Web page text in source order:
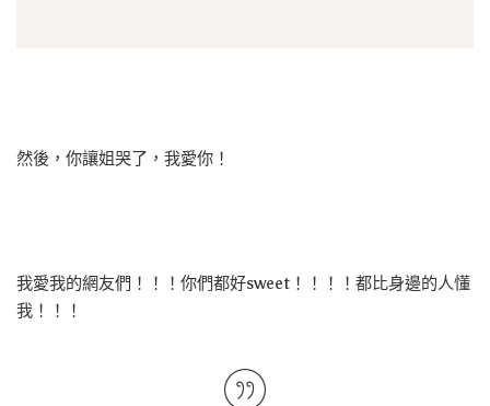
然後，你讓姐哭了，我愛你！
我愛我的網友們！！！你們都好sweet！！！！都比身邊的人懂
我！！！